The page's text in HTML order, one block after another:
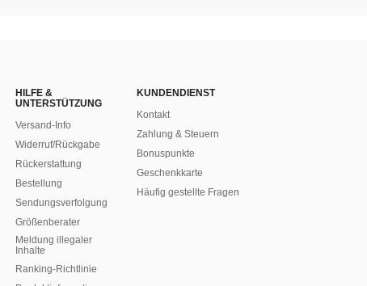
HILFE &
UNTERSTÜTZUNG
Versand-Info
Widerruf/Rückgabe
Rückerstattung
Bestellung
Sendungsverfolgung
Größenberater
Meldung illegaler
Inhalte
Ranking-Richtlinie
KUNDENDIENST
Kontakt
Zahlung & Steuern
Bonuspunkte
Geschenkkarte
Häufig gestellte Fragen